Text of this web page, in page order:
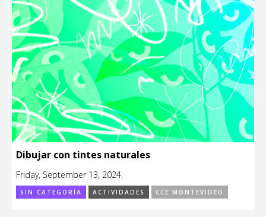
Dibujar con tintes naturales
Friday, September 13, 2024.
SIN CATEGORÍA ACTIVIDADES CCE MONTEVIDEO